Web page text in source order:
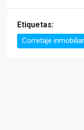
Etiquetas:
Corretaje